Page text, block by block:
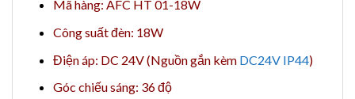
Mã hàng: AFC HT 01-18W
Công suất đèn: 18W
Điện áp: DC 24V (Nguồn gắn kèm DC24V IP44)
Góc chiếu sáng: 36 độ